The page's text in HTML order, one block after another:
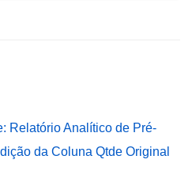
Relatório Analítico de Pré-
da Coluna Qtde Original